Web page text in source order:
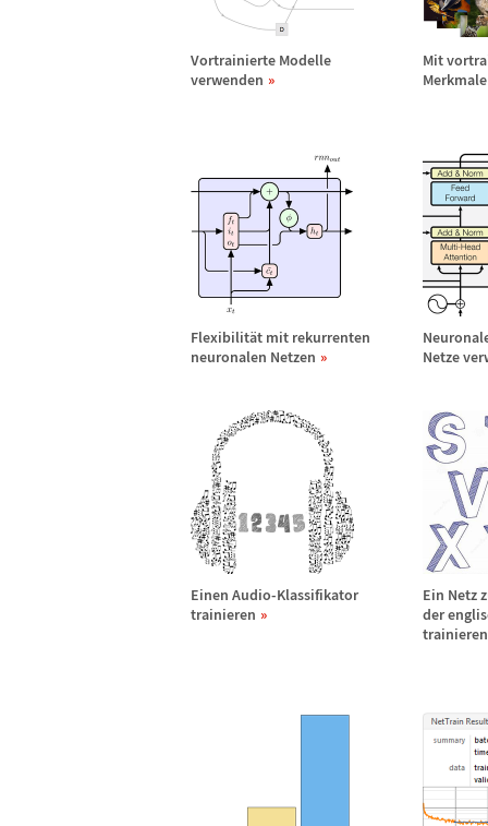
Vortrainierte Modelle
verwenden
Mit
Flexibilität mit rekurrenten
neuronalen Netzen
Netze
Einen Audio-Klassifikator
trainieren
Ein Netz
der
trainieren